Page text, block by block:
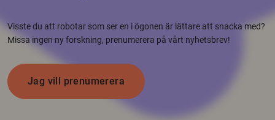
Visste du att robotar som ser en i ögonen är lättare att snacka med?
Missa ingen ny forskning, prenumerera på vårt nyhetsbrev!
Jag vill prenumerera